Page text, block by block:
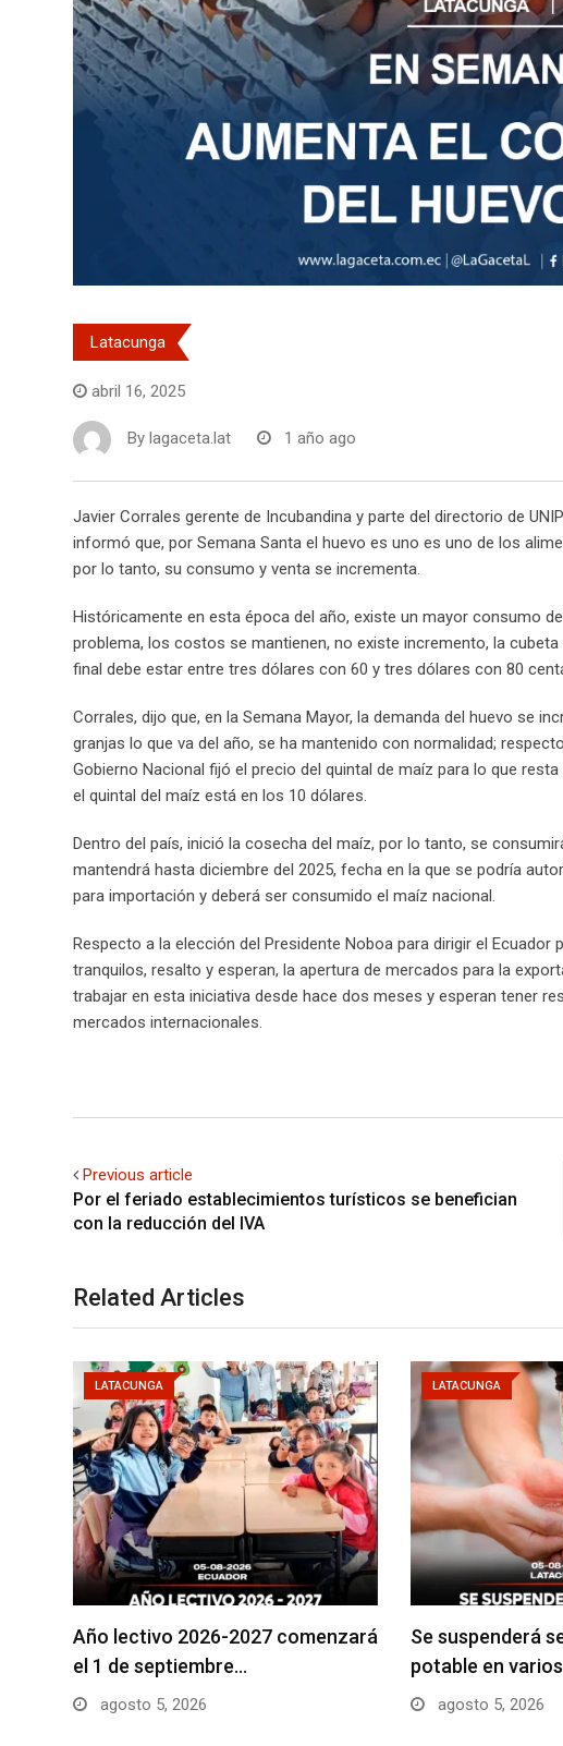
Latacunga
abril 16, 2025
By lagaceta.lat 1 año ago
Javier Corrales gerente de Incubandina y parte del directorio de
informó que, por Semana Santa el huevo es uno es uno de los
por lo tanto, su consumo y venta se incrementa.
Históricamente en esta época del año, existe un mayor consumo
problema, los costos se mantienen, no existe incremento, la
final debe estar entre tres dólares con 60 y tres dólares con 80
Corrales, dijo que, en la Semana Mayor, la demanda del huevo se
granjas lo que va del año, se ha mantenido con normalidad;
Gobierno Nacional fijó el precio del quintal de maíz para lo que
el quintal del maíz está en los 10 dólares.
Dentro del país, inició la cosecha del maíz, por lo tanto, se
mantendrá hasta diciembre del 2025, fecha en la que se podría
para importación y deberá ser consumido el maíz nacional.
Respecto a la elección del Presidente Noboa para dirigir el
tranquilos, resalto y esperan, la apertura de mercados para la
trabajar en esta iniciativa desde hace dos meses y esperan tener
mercados internacionales.
Previous article
Por el feriado establecimientos turísticos se benefician
con la reducción del IVA
Related Articles
LATACUNGA
Año lectivo 2026-2027 comenzará
el 1 de septiembre…
agosto 5, 2026
LATACUNGA
Se suspenderá
potable en
agosto 5, 2026